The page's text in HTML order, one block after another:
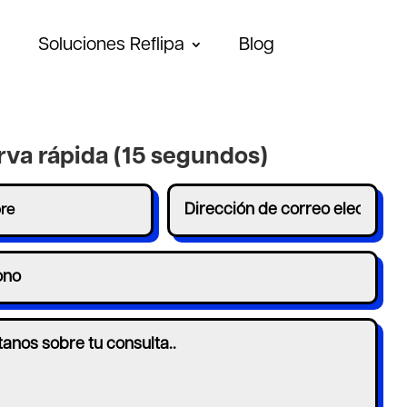
Soluciones Reflipa
Blog
rápida (15 segundos)